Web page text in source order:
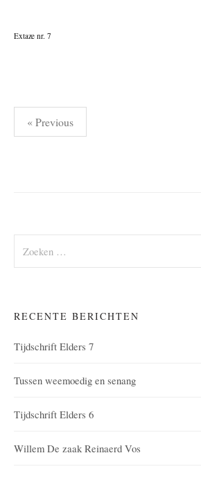
Extaze nr. 7
« Previous
naar:
RECENTE BERICHTEN
Tijdschrift Elders 7
Tussen weemoedig en senang
Tijdschrift Elders 6
Willem De zaak Reinaerd Vos